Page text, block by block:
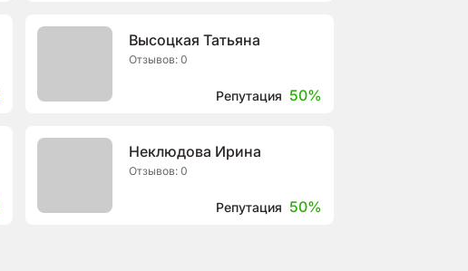
Высоцкая Татьяна
Отзывов: 0
Репутация 50%
Неклюдова Ирина
Отзывов: 0
Репутация 50%